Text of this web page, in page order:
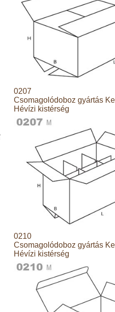
0207
Csomagolódoboz gyártás
Hévízi kistérség
0210
Csomagolódoboz gyártás
Hévízi kistérség